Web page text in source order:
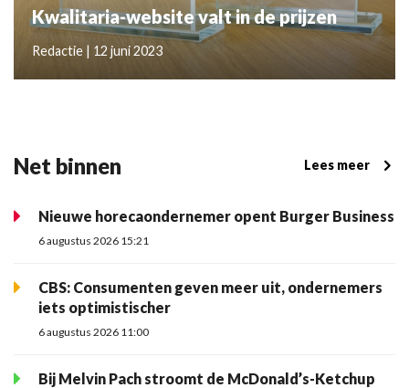
Kwalitaria-website valt in de prijzen
Redactie | 12 juni 2023
Net binnen Lees meer
Nieuwe horecaondernemer opent Burger Business
6 augustus 2026 15:21
CBS: Consumenten geven meer uit, ondernemers
iets optimistischer
6 augustus 2026 11:00
Bij Melvin Pach stroomt de McDonald’s-Ketchup